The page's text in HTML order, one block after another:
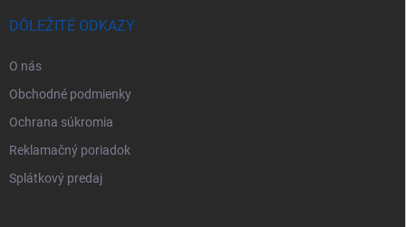
DÔLEŽITÉ ODKAZY
O nás
Obchodné podmienky
Ochrana súkromia
Reklamačný poriadok
Splátkový predaj